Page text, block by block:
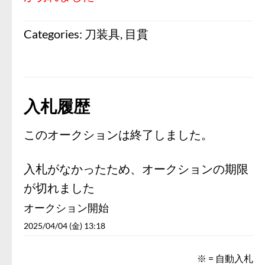
Categories: 刀装具 目貫
入札履歴
このオークションは終了しました。
入札がなかったため、オークションの期限
が切れました
オークション開始
2025/04/04 (金) 13:18
※ = 自動入札